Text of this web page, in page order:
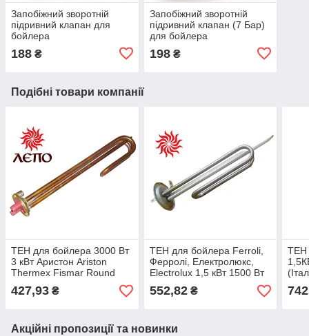
Запобіжний зворотній
підривний клапан для
бойлера
188 ₴
Запобіжний зворотній
підривний клапан (7 Бар)
для бойлера
198₴
Подібні товари компанії
ТЕН для бойлера 3000 Вт
3 кВт Аристон Ariston
Thermex Fismar Round
Liko Classic Alpari Реал
DeLuxe та ін.
427,93 ₴
ТЕН для бойлера Ferroli,
Ферролі, Електролюкс,
Electrolux 1,5 кВт 1500 Вт
552,82₴
ТЕН
Акційні пропозиції та новинки